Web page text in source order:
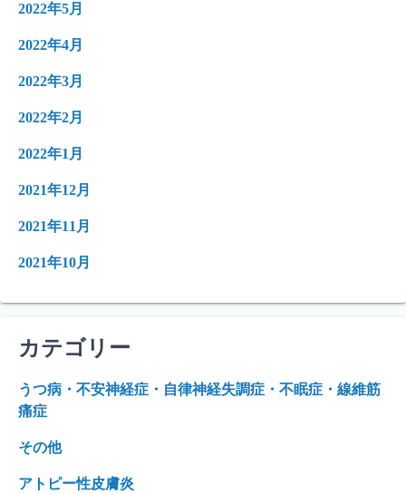
2022年5月
2022年4月
2022年3月
2022年2月
2022年1月
2021年12月
2021年11月
2021年10月
カテゴリー
うつ病・不安神経症・自律神経失調症・不眠症・線維筋
痛症
その他
アトピー性皮膚炎